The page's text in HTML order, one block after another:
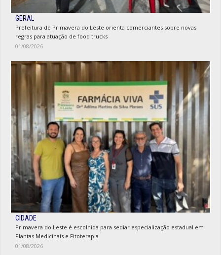
GERAL
Prefeitura de Primavera do Leste orienta comerciantes sobre novas
regras para atuação de food trucks
01/08/2026
CIDADE
Primavera do Leste é escolhida para sediar especialização estadual em
Plantas Medicinais e Fitoterapia
01/08/2026